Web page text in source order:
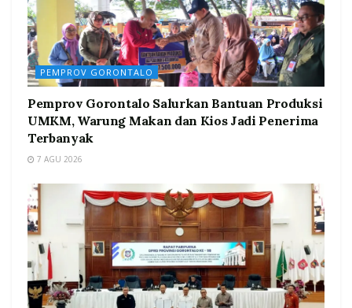
PEMPROV GORONTALO
Pemprov Gorontalo Salurkan Bantuan Produksi
UMKM, Warung Makan dan Kios Jadi Penerima
Terbanyak
7 AGU 2026